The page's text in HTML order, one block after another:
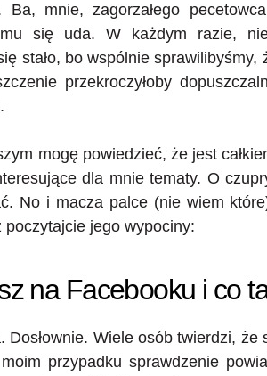
mnie, zagorzałego
się uda. W każdym razie,
stało, bo wspólnie sprawilibyśmy,
przekroczyłoby
mogę powiedzieć, że jest
dla mnie tematy. O
No i macza palce (nie wiem
jego wypociny:
na Facebooku i co
Dosłownie. Wiele osób twierdzi,
przypadku sprawdzenie